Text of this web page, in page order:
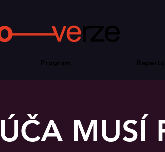
Program
ÚČA MUSÍ